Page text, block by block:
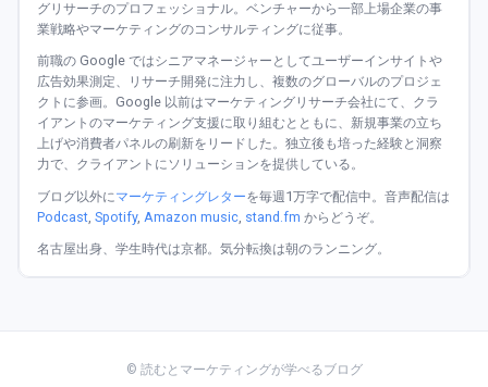
グリサーチのプロフェッショナル。ベンチャーから一部上場企業の事
業戦略やマーケティングのコンサルティングに従事。
前職の Google ではシニアマネージャーとしてユーザーインサイトや
広告効果測定、リサーチ開発に注力し、複数のグローバルのプロジェ
クトに参画。Google 以前はマーケティングリサーチ会社にて、クラ
イアントのマーケティング支援に取り組むとともに、新規事業の立ち
上げや消費者パネルの刷新をリードした。独立後も培った経験と洞察
力で、クライアントにソリューションを提供している。
ブログ以外にマーケティングレターを毎週1万字で配信中。音声配信は
Podcast Spotify, Amazon music stand.fm からどうぞ。
名古屋出身、学生時代は京都。気分転換は朝のランニング。
© 読むとマーケティングが学べるブログ